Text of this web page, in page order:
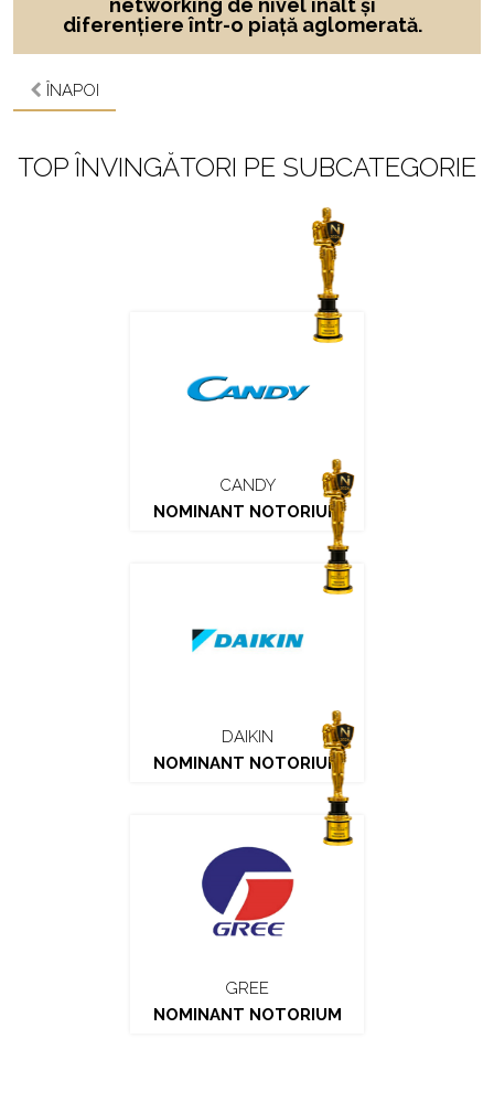
networking de nivel înalt și
diferențiere într-o piață aglomerată.
ÎNAPOI
TOP ÎNVINGĂTORI PE SUBCATEGORIE
CANDY
NOMINANT NOTORIUM
DAIKIN
NOMINANT NOTORIUM
GREE
NOMINANT NOTORIUM